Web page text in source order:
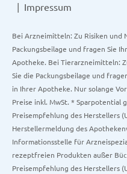
Impressum
Bei Arzneimitteln: Zu Risiken und
Packungsbeilage und fragen Sie
Apotheke. Bei Tierarzneimitteln:
Sie die Packungsbeilage und
in Ihrer Apotheke. Nur solange
Preise inkl. MwSt. * Sparpotential
Preisempfehlung des Herstellers
Herstellermeldung des
Informationsstelle für
rezeptfreien Produkten außer
Preisempfehlung des Herstellers